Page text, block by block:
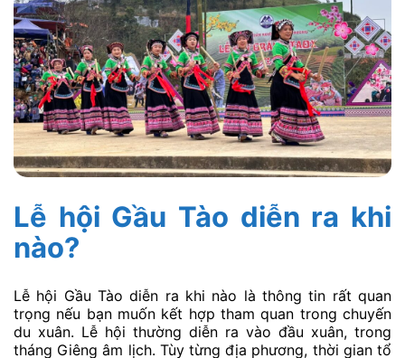
Lễ hội Gầu Tào diễn ra khi
nào?
Lễ hội Gầu Tào diễn ra khi nào là thông tin rất quan
trọng nếu bạn muốn kết hợp tham quan trong chuyến
du xuân. Lễ hội thường diễn ra vào đầu xuân, trong
tháng Giêng âm lịch. Tùy từng địa phương, thời gian tổ